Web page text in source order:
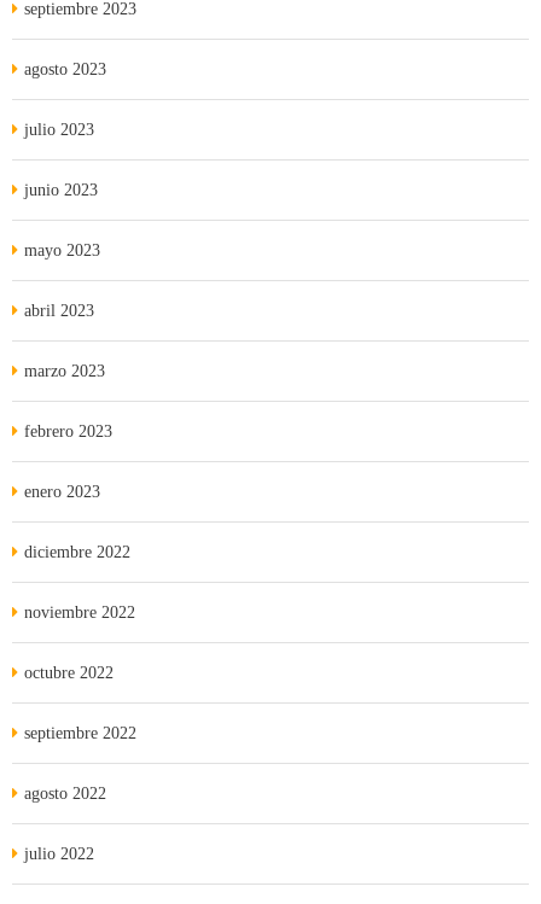
septiembre 2023
agosto 2023
julio 2023
junio 2023
mayo 2023
abril 2023
marzo 2023
febrero 2023
enero 2023
diciembre 2022
noviembre 2022
octubre 2022
septiembre 2022
agosto 2022
julio 2022